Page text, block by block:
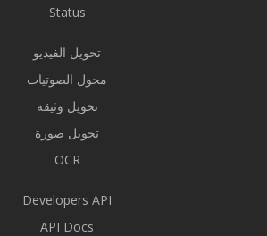
Status
تحويل الفيديو
محول الصوتيات
تحويل وثيقة
تحويل صورة
OCR
Developers API
API Docs